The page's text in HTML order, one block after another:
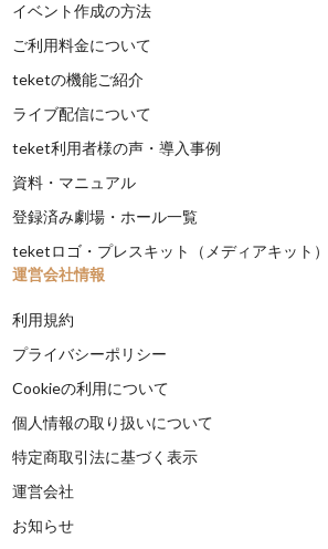
イベント作成の方法
ご利用料金について
teketの機能ご紹介
ライブ配信について
teket利用者様の声・導入事例
資料・マニュアル
登録済み劇場・ホール一覧
teketロゴ・プレスキット（メディアキット）
運営会社情報
利用規約
プライバシーポリシー
Cookieの利用について
個人情報の取り扱いについて
特定商取引法に基づく表示
運営会社
お知らせ